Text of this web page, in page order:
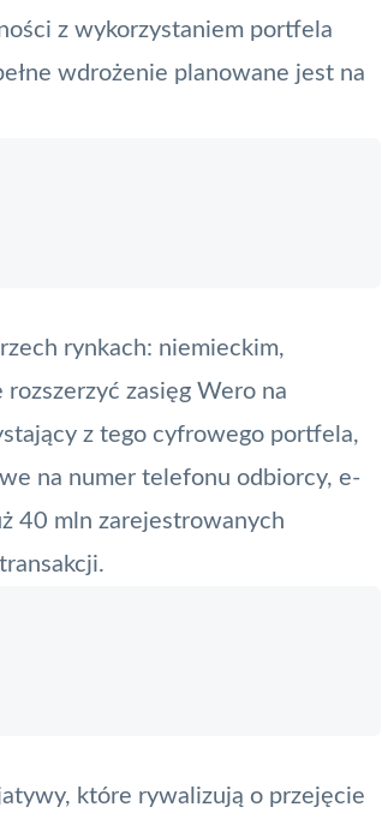
z wykorzystaniem portfela
wdrożenie planowane jest na
rynkach: niemieckim,
zasięg Wero na
z tego cyfrowego portfela,
na numer telefonu odbiorcy, e-
40 mln zarejestrowanych
które rywalizują o przejęcie